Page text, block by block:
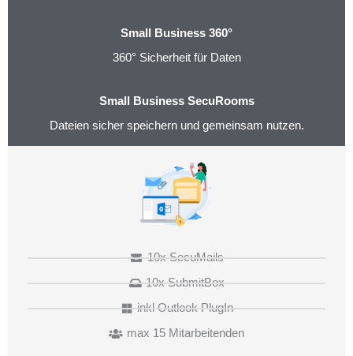
Small Business 360°
360° Sicherheit für Daten
Small Business SecuRooms
Dateien sicher speichern und gemeinsam nutzen.
10x SecuMails
10x SubmitBox
inkl Outlook PlugIn
max 15 Mitarbeitenden